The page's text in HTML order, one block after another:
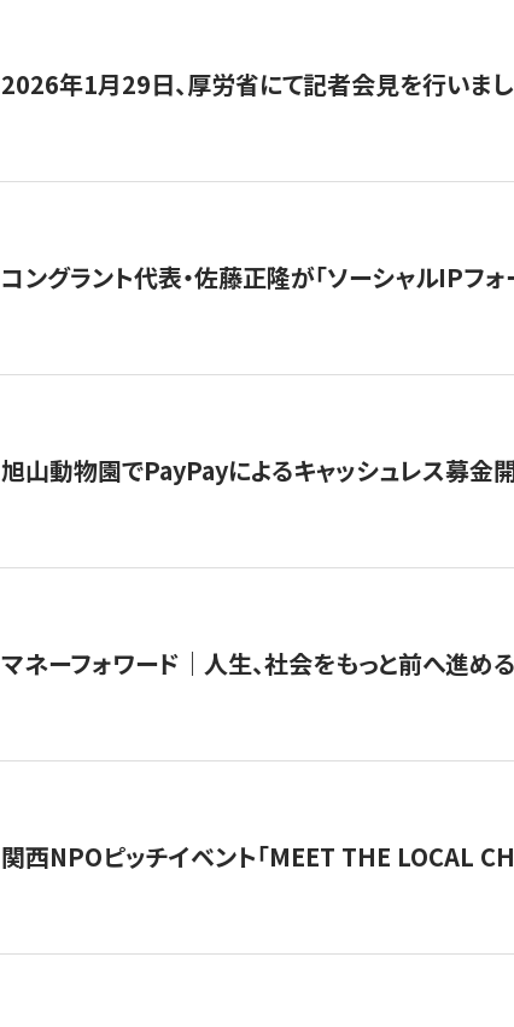
2026年1月29日、厚労省にて記者会見を行いまし
コングラント代表・佐藤正隆が「ソーシャルIPフォ
旭山動物園でPayPayによるキャッシュレス募金
マネーフォワード｜人生、社会をもっと前へ進め
関西NPOピッチイベント「MEET THE LOCAL